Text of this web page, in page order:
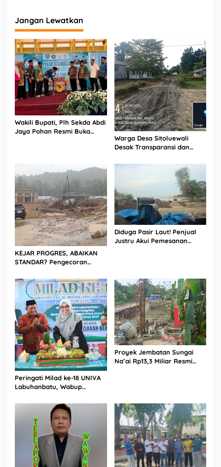
Jangan Lewatkan
Wakili Bupati, Plh Sekda Abdi
Jaya Pohan Resmi Buka
Warga Desa Sitoluewali
Desak Transparansi dan
Jalan, Diduga Minim
KEJAR PROGRES, ABAIKAN
STANDAR? Pengecoran
Rp87,34 Miliar Sukma Nias,
Konsultan, Pengawas dan
PPK Bungkam
Diduga Pasir Laut! Penjual
Justru Akui Pemesanan
Peringati Milad ke-18 UNIVA
Labuhanbatu, Wabup
Unggul Menuju Indonesia
Proyek Jembatan Sungai
Na’ai Rp13,3 Miliar Resmi